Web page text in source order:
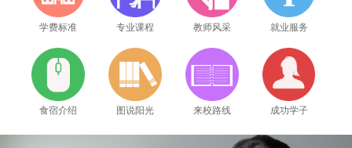
学费标准 专业课程 教师风采 就业服务
食宿介绍 图说阳光 来校路线 成功学子